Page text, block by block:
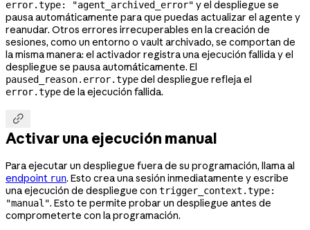
error.type: "agent_archived_error" y el despliegue se
pausa automáticamente para que puedas actualizar el agente y
reanudar. Otros errores irrecuperables en la creación de
sesiones, como un entorno o vault archivado, se comportan de
la misma manera: el activador registra una ejecución fallida y el
despliegue se pausa automáticamente. El
paused_reason.error.typedel despliegue refleja el
error.typede la ejecución fallida.

Activar una ejecución manual
Para ejecutar un despliegue fuera de su programación, llama al
endpoint run. Esto crea una sesión inmediatamente y escribe
una ejecución de despliegue con trigger_context.type:
"manual". Esto te permite probar un despliegue antes de
comprometerte con la programación.